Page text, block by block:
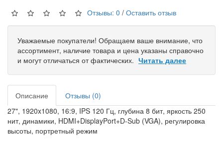
Отзывы: 0 / Оставить отзыв
Уважаемые покупатели! Обращаем ваше внимание, что
ассортимент, наличие товара и цена указаны справочно
и могут отличаться от фактических. Читать далее
Описание
Отзывы (0)
27", 1920x1080, 16:9, IPS 120 Гц, глубина 8 бит, яркость 250
нит, динамики, HDMI+DisplayPort+D-Sub (VGA), регулировка
высоты, портретный режим